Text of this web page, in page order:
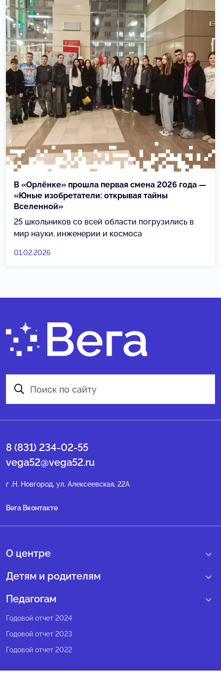
В «Орлёнке» прошла первая смена 2026 года —
«Юные изобретатели: открывая тайны
Вселенной»
25 школьников со всей области погрузились в
мир науки, инженерии и космоса
01.02.2026
8 (831) 234-02-55
vega52@vega52.ru
г .Н. Новгород, ул. Алексеевская, 22А
Вега Вконтакте
О центре
О нас
Структура регионального центра
Педагогический состав
Попечительский совет
Экспертный совет
Детям и родителям
Учебные интенсивные сборы
Педагогам
Программы Веги
Программы Сириус
Методические рекомендации
Годовой отчет 2024
Годовой отчет 2023
Годовой отчет 2022